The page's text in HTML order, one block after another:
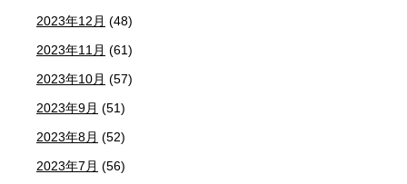
2023年12月 (48)
2023年11月 (61)
2023年10月 (57)
2023年9月 (51)
2023年8月 (52)
2023年7月 (56)